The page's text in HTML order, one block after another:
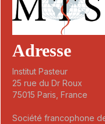
Adresse
Institut Pasteur
25 rue du Dr Roux
75015 Paris, France
Société francophone